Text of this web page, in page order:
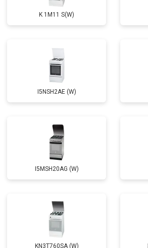
K 1M11 S(W)
I5NSH2AE (W)
I5MSH20AG (W)
KN3T760SA (W)